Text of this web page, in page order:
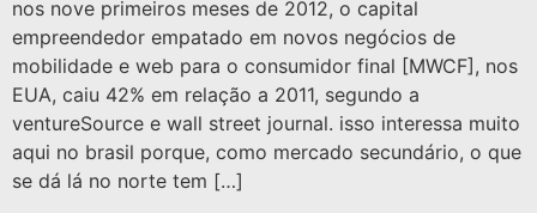
nos nove primeiros meses de 2012, o capital
empreendedor empatado em novos negócios de
mobilidade e web para o consumidor final [MWCF], nos
EUA, caiu 42% em relação a 2011, segundo a
ventureSource e wall street journal. isso interessa muito
aqui no brasil porque, como mercado secundário, o que
se dá lá no norte tem […]